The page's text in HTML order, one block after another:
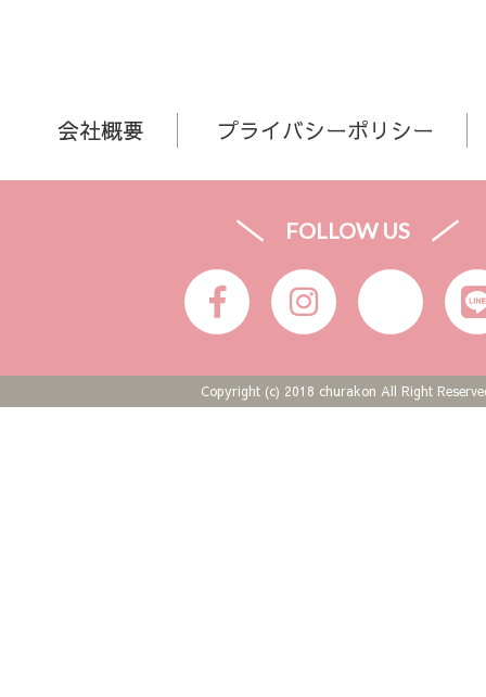
会社概要 プライバシーポリシー
FOLLOW US
Copyright (c) 2018 churakon All Right